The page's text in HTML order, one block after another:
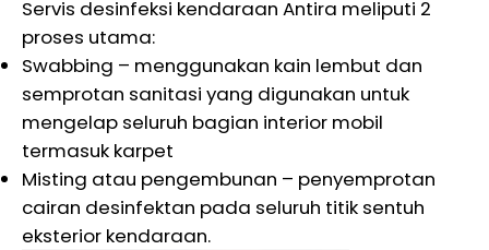
Servis desinfeksi kendaraan Antira meliputi 2
proses utama:
Swabbing – menggunakan kain lembut dan
semprotan sanitasi yang digunakan untuk
mengelap seluruh bagian interior mobil
termasuk karpet
Misting atau pengembunan – penyemprotan
cairan desinfektan pada seluruh titik sentuh
eksterior kendaraan.